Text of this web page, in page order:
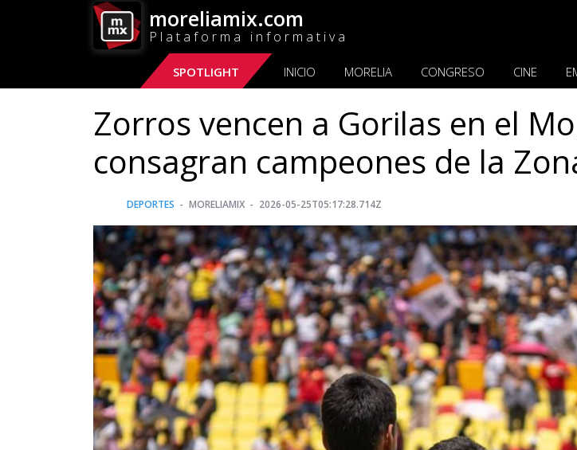
moreliamix.com
Plataforma informativa
SPOTLIGHT INICIO MORELIA CONGRESO CINE
Zorros vencen a Gorilas en el
consagran campeones de la
DEPORTES MORELIAMIX 2026-05-25T05:17:28.714Z